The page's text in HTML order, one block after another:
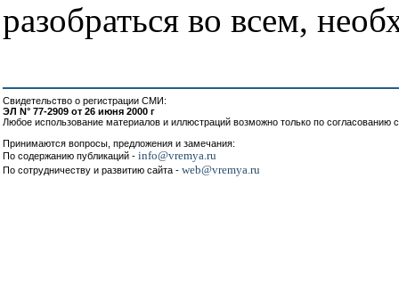
разобраться во всем,
Свидетельство о регистрации СМИ:
ЭЛ N° 77-2909 от 26 июня 2000 г
Любое использование материалов и иллюстраций возможно только по согласованию
Принимаются вопросы, предложения и замечания:
По содержанию публикаций - info@vremya.ru
По сотрудничеству и развитию сайта - web@vremya.ru